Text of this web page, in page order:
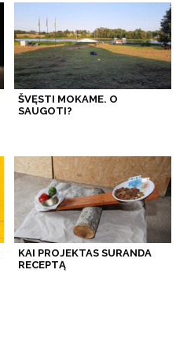
ŠVĘSTI MOKAME. O
SAUGOTI?
KAI PROJEKTAS SURANDA
RECEPTĄ